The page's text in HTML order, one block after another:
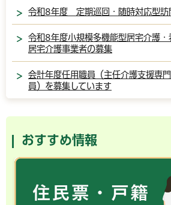
令和8年度 定期巡回・随時対応型訪
令和8年度小規模多機能型居宅介護
居宅介護事業者の募集
会計年度任用職員（主任介護支援専
員）を募集しています
おすすめ情報